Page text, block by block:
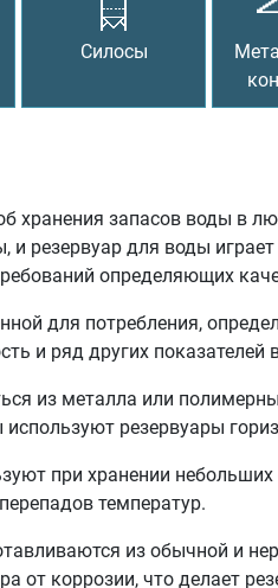
Силосы
хранения запасов воды в
и резервуар для воды
определяющих
для потребления,
и ряд других показателей
из металла или
резервуары
при хранении
температур.
из обычной и
от коррозии, что делает